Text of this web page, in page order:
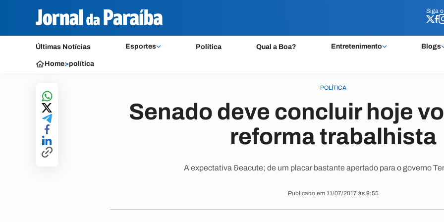
Siga o
Últimas Notícias Esportes Política Qual a Boa? Entretenimento Blogs
Siga o
Home>política
POLÍTICA
Senado deve concluir hoje
reforma trabalhista
A expectativa &eacute; de um placar bastante apertado para o governo
Publicado em 11/07/2017 às 9:55